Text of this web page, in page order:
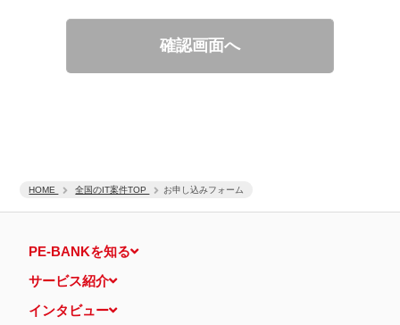
HOME 全国のIT案件TOP お申し込みフォーム
当社運営のウェブサイト訪問前にクリックされている広告の情
報（クリック日や広告掲載サイトなど）を取得のうえ、情報と
照合して広告効果を測定
個人情報の第三者提供について
的の通知・開示・内容の訂正・追加または削除・利用の停止・消去
認定個人情報保護団体の名称および、苦情の解決の申出先
一般社団法人日本個人情報管理協会（JAPiCO）
相談・苦情受付窓口
確認画面へ
PE-BANKを知る
サービス紹介
インタビュー